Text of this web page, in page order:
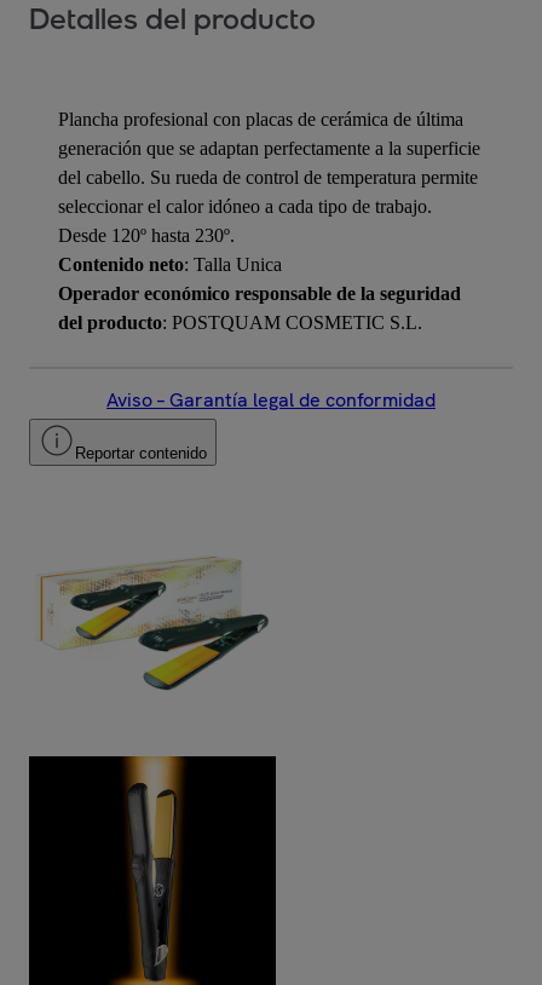
Detalles del producto
Plancha profesional con placas de cerámica de última
generación que se adaptan perfectamente a la superficie
del cabello. Su rueda de control de temperatura permite
seleccionar el calor idóneo a cada tipo de trabajo.
Desde 120º hasta 230º.
Contenido neto: Talla Unica
Operador económico responsable de la seguridad
del producto: POSTQUAM COSMETIC S.L.
Aviso – Garantía legal de conformidad
Reportar contenido